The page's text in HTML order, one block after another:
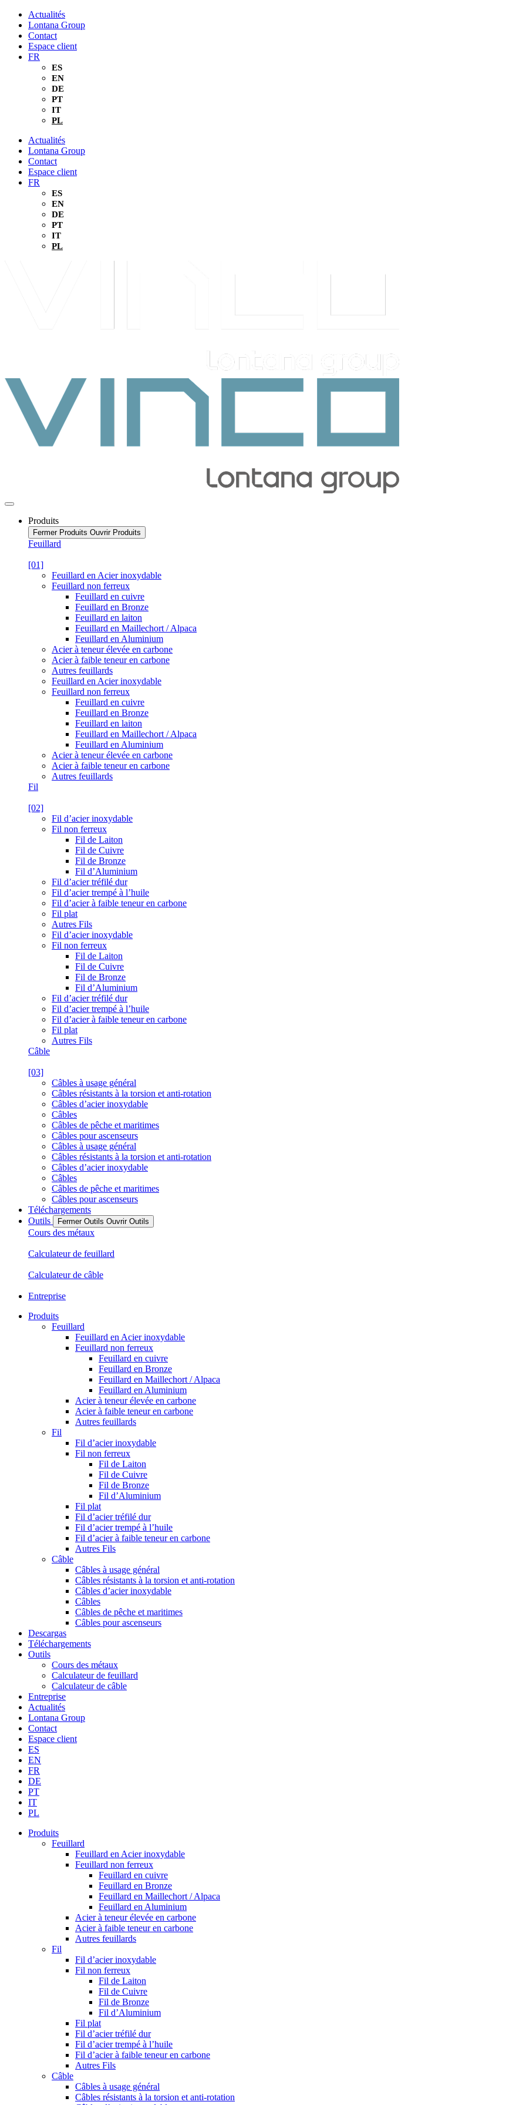
Aller
contenu
Actualités
Lontana Group
Contact
Espace client
FR
ES
EN
DE
PT
IT
PL
Actualités
Lontana Group
Contact
Espace client
FR
ES
EN
DE
PT
IT
PL
Produits
Fermer Produits Ouvrir Produits
Feuillard
[01]
Feuillard en Acier inoxydable
Feuillard non ferreux
Feuillard en cuivre
Feuillard en Bronze
Feuillard en laiton
Feuillard en Maillechort / Alpaca
Feuillard en Aluminium
Acier à teneur élevée en carbone
Acier à faible teneur en carbone
Autres feuillards
Feuillard en Acier inoxydable
Feuillard non ferreux
Feuillard en cuivre
Feuillard en Bronze
Feuillard en laiton
Feuillard en Maillechort / Alpaca
Feuillard en Aluminium
Acier à teneur élevée en carbone
Acier à faible teneur en carbone
Autres feuillards
Fil
[02]
Fil d’acier inoxydable
Fil non ferreux
Fil de Laiton
Fil de Cuivre
Fil de Bronze
Fil d’Aluminium
Fil d’acier tréfilé dur
Fil d’acier trempé à l’huile
Fil d’acier à faible teneur en carbone
Fil plat
Autres Fils
Fil d’acier inoxydable
Fil non ferreux
Fil de Laiton
Fil de Cuivre
Fil de Bronze
Fil d’Aluminium
Fil d’acier tréfilé dur
Fil d’acier trempé à l’huile
Fil d’acier à faible teneur en carbone
Fil plat
Autres Fils
Câble
[03]
Câbles à usage général
Câbles résistants à la torsion et anti-rotation
Câbles d’acier inoxydable
Câbles
Câbles de pêche et maritimes
Câbles pour ascenseurs
Câbles à usage général
Câbles résistants à la torsion et anti-rotation
Câbles d’acier inoxydable
Câbles
Câbles de pêche et maritimes
Câbles pour ascenseurs
Téléchargements
Outils
Fermer Outils Ouvrir Outils
Cours des métaux
Calculateur de feuillard
Calculateur de câble
Entreprise
Produits
Feuillard
Feuillard en Acier inoxydable
Feuillard non ferreux
Feuillard en cuivre
Feuillard en Bronze
Feuillard en Maillechort / Alpaca
Feuillard en Aluminium
Acier à teneur élevée en carbone
Acier à faible teneur en carbone
Autres feuillards
Fil
Fil d’acier inoxydable
Fil non ferreux
Fil de Laiton
Fil de Cuivre
Fil de Bronze
Fil d’Aluminium
Fil plat
Fil d’acier tréfilé dur
Fil d’acier trempé à l’huile
Fil d’acier à faible teneur en carbone
Autres Fils
Câble
Câbles à usage général
Câbles résistants à la torsion et anti-rotation
Câbles d’acier inoxydable
Câbles
Câbles de pêche et maritimes
Câbles pour ascenseurs
Descargas
Téléchargements
Outils
Cours des métaux
Calculateur de feuillard
Calculateur de câble
Entreprise
Actualités
Lontana Group
Contact
Espace client
ES
EN
FR
DE
PT
IT
PL
Produits
Feuillard
Feuillard en Acier inoxydable
Feuillard non ferreux
Feuillard en cuivre
Feuillard en Bronze
Feuillard en Maillechort / Alpaca
Feuillard en Aluminium
Acier à teneur élevée en carbone
Acier à faible teneur en carbone
Autres feuillards
Fil
Fil d’acier inoxydable
Fil non ferreux
Fil de Laiton
Fil de Cuivre
Fil de Bronze
Fil d’Aluminium
Fil plat
Fil d’acier tréfilé dur
Fil d’acier trempé à l’huile
Fil d’acier à faible teneur en carbone
Autres Fils
Câble
Câbles à usage général
Câbles résistants à la torsion et anti-rotation